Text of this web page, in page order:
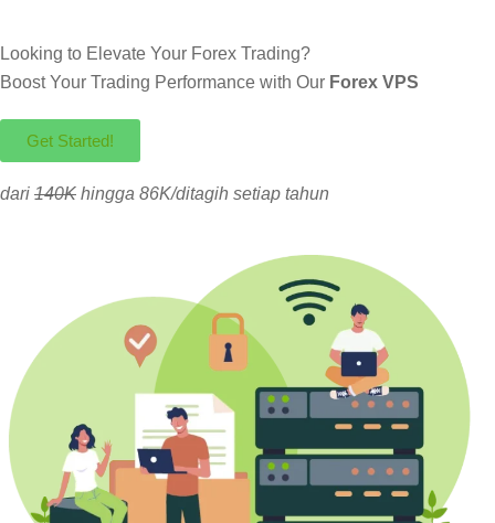
Looking to Elevate Your Forex Trading?
Boost Your Trading Performance with Our Forex VPS
Get Started!
dari 140K hingga 86K/ditagih setiap tahun